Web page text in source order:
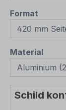
Format
Material
Schild